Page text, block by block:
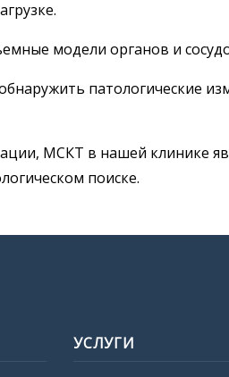
модели органов и
патологические
МСКТ в нашей клинике
поиске.
УСЛУГИ